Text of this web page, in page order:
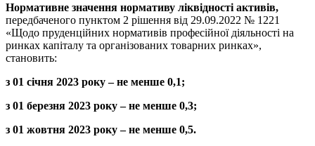
Нормативне значення нормативу ліквідності активів,
передбаченого пунктом 2 рішення від 29.09.2022 № 1221
«Щодо пруденційних нормативів професійної діяльності на
ринках капіталу та організованих товарних ринках»,
становить:
з 01 січня 2023 року – не менше 0,1;
з 01 березня 2023 року – не менше 0,3;
з 01 жовтня 2023 року – не менше 0,5.